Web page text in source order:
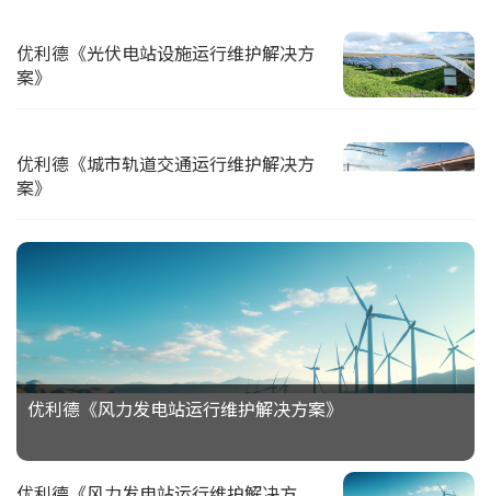
优利德《光伏电站设施运行维护解决方
案》
优利德《城市轨道交通运行维护解决方
案》
优利德《风力发电站运行维护解决方案》